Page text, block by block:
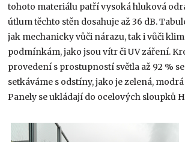
tohoto materiálu patří vysoká hluková
útlum těchto stěn dosahuje až 36 dB.
jak mechanicky vůči nárazu, tak i vůči
podmínkám, jako jsou vítr či UV záření.
provedení s prostupností světla až 92 %
setkáváme s odstíny, jako je zelená,
Panely se ukládají do ocelových sloupků